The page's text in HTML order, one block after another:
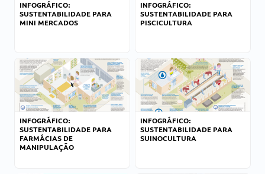
INFOGRÁFICO:
SUSTENTABILIDADE PARA
MINI MERCADOS
INFOGRÁFICO:
SUSTENTABILIDADE PARA
PISCICULTURA
INFOGRÁFICO:
SUSTENTABILIDADE PARA
FARMÁCIAS DE
MANIPULAÇÃO
INFOGRÁFICO:
SUSTENTABILIDADE PARA
SUINOCULTURA